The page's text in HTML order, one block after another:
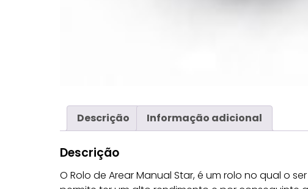
Descrição Informação adicional
Descrição
O Rolo de Arear Manual Star, é um rolo no qual o